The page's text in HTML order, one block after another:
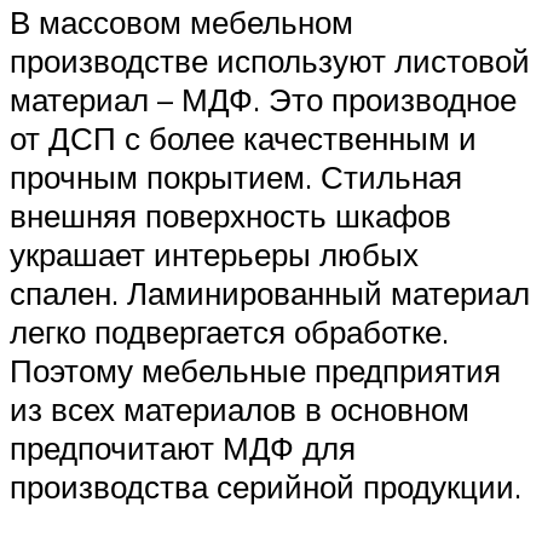
В массовом мебельном
производстве используют листовой
материал – МДФ. Это производное
от ДСП с более качественным и
прочным покрытием. Стильная
внешняя поверхность шкафов
украшает интерьеры любых
спален. Ламинированный материал
легко подвергается обработке.
Поэтому мебельные предприятия
из всех материалов в основном
предпочитают МДФ для
производства серийной продукции.